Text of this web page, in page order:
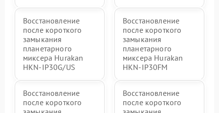
Восстановление
после короткого
замыкания
планетарного
миксера Hurakan
HKN-IP30G/US
Восстановление
после короткого
замыкания
планетарного
миксера Hurakan
HKN-IP30FM
Восстановление
после короткого
Восстановление
после короткого